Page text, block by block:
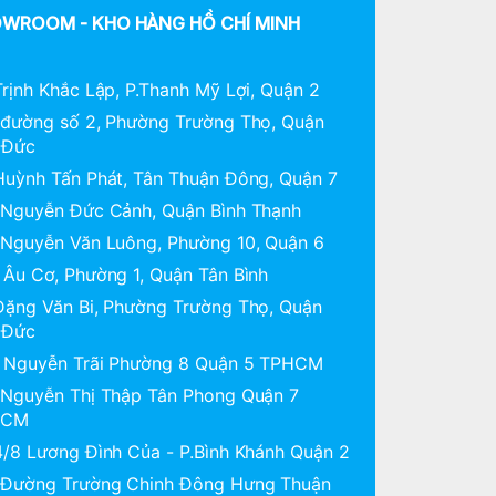
- KHO HÀNG HỒ CHÍ MINH
Khắc Lập, P.Thanh Mỹ Lợi, Quận 2
số 2, Phường Trường Thọ, Quận
Tấn Phát, Tân Thuận Đông, Quận 7
Đức Cảnh, Quận Bình Thạnh
Văn Luông, Phường 10, Quận 6
Cơ, Phường 1, Quận Tân Bình
Văn Bi, Phường Trường Thọ, Quận
Trãi Phường 8 Quận 5 TPHCM
Thị Thập Tân Phong Quận 7
8 Lương Đình Của - P.Bình Khánh Quận 2
Trường Chinh Đông Hưng Thuận